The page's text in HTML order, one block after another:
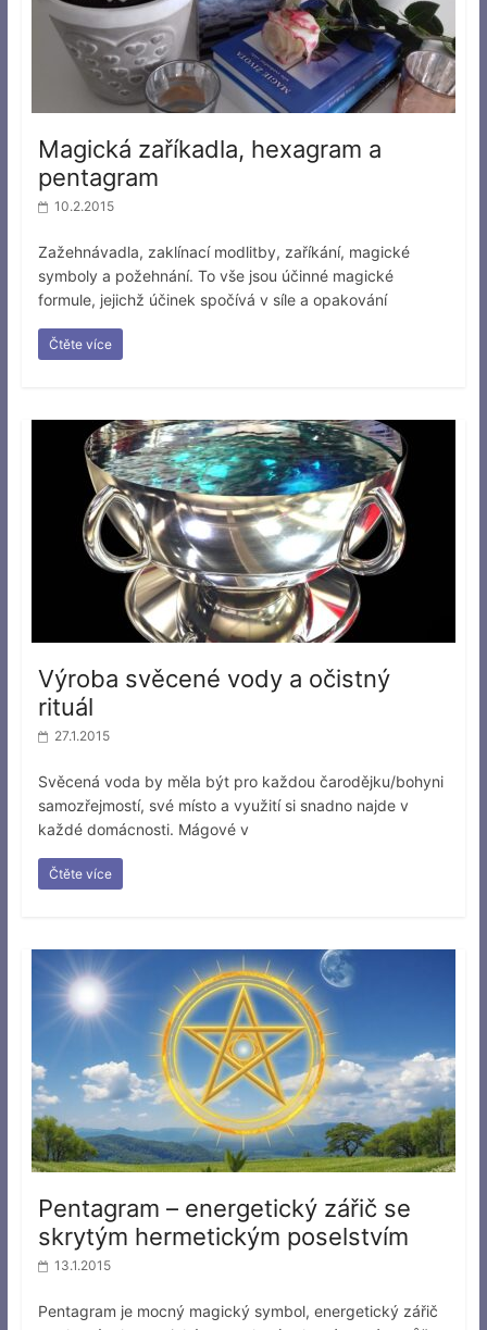
Magická zaříkadla, hexagram a
pentagram
10.2.2015
Zažehnávadla, zaklínací modlitby, zaříkání, magické
symboly a požehnání. To vše jsou účinné magické
formule, jejichž účinek spočívá v síle a opakování
Čtěte více
Výroba svěcené vody a očistný
rituál
27.1.2015
Svěcená voda by měla být pro každou čarodějku/bohyni
samozřejmostí, své místo a využití si snadno najde v
každé domácnosti. Mágové v
Čtěte více
Pentagram – energetický zářič se
skrytým hermetickým poselstvím
13.1.2015
Pentagram je mocný magický symbol, energetický zářič